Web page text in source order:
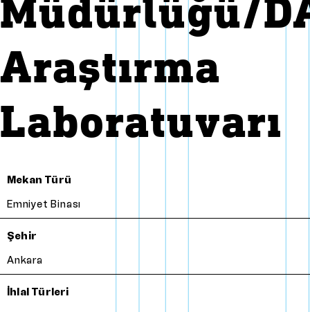
Müdürlüğü/
Araştırma
Laboratuvarı
Mekan Türü
Emniyet Binası
Şehir
Ankara
İhlal Türleri